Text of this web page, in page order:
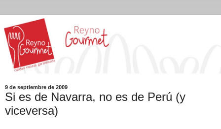
9 de septiembre de 2009
Si es de Navarra, no es de Perú (y
viceversa)